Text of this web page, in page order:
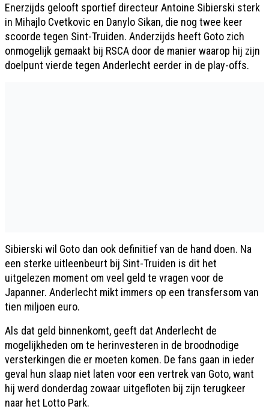
Enerzijds gelooft sportief directeur Antoine Sibierski sterk
in Mihajlo Cvetkovic en Danylo Sikan, die nog twee keer
scoorde tegen Sint-Truiden. Anderzijds heeft Goto zich
onmogelijk gemaakt bij RSCA door de manier waarop hij zijn
doelpunt vierde tegen Anderlecht eerder in de play-offs.
Sibierski wil Goto dan ook definitief van de hand doen. Na
een sterke uitleenbeurt bij Sint-Truiden is dit het
uitgelezen moment om veel geld te vragen voor de
Japanner. Anderlecht mikt immers op een transfersom van
tien miljoen euro.
Als dat geld binnenkomt, geeft dat Anderlecht de
mogelijkheden om te herinvesteren in de broodnodige
versterkingen die er moeten komen. De fans gaan in ieder
geval hun slaap niet laten voor een vertrek van Goto, want
hij werd donderdag zowaar uitgefloten bij zijn terugkeer
naar het Lotto Park.